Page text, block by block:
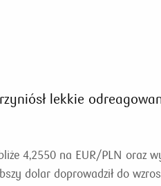
lekkie
4,2550 na EUR/PLN oraz
dolar doprowadził do